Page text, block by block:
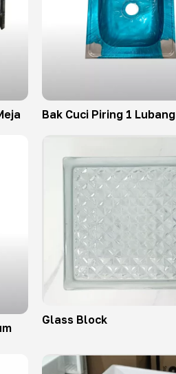
Bak Cuci Piring 1 Lubang
Glass Block